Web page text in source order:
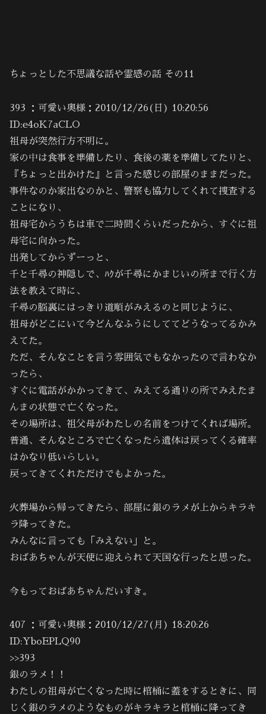
ちょっとした不思議な話や霊感の話 その11
393 ：可愛い奥様：2010/12/26(日) 10:20:56
ID:e4oK7aCLO
祖母が突然行方不明に。
家の中は食事を準備したり、食後の薬を準備してたりと、
『ちょっと出かけた』と言った感じの部屋のままだった。
事件なのか家出なのかと、警察も協力してくれて捜査する
ことになり、
祖母宅からうちは車で二時間くらいだったから、すぐに祖
母宅に向かった。
出発してからずーっと、
千と千尋の神隠しで、ﾊｸが千尋にかまじいの所まで行く方
法を教えて時に、
千尋の脳裏にはっきり道順がみえるのと同じように、
祖母がどこにいて今どんなふうにしててどうなってるかみ
えてた。
ただ、そんなことを言う雰囲気でもなかったので言わなか
ったら、
すぐに電話がかかってきて、みえてる通りの所でみえたま
んまの状態で亡くなった。
その場所は、祖父母がわたしの名前をつけてくれば場所。
普通、そんなところで亡くなったら遺体は戻ってくる確率
はかなり低いらしい。
戻ってきてくれただけでもよかった。
火葬場から帰ってきたら、部屋に銀のラメが上からキラキ
ラ降ってきた。
みんなに言っても「みえない」と。
おばあちゃんが天使に迎えられて天国な行ったと思った。
今もっておばあちゃんだいすき。
407 ：可愛い奥様：2010/12/27(月) 18:20:26
ID:YboEPLQ90
>>393
銀のラメ！！
わたしの祖母が亡くなった時に棺桶に蓋をするときに、同
じく銀のラメのようなものがキラキラと棺桶に降ってき